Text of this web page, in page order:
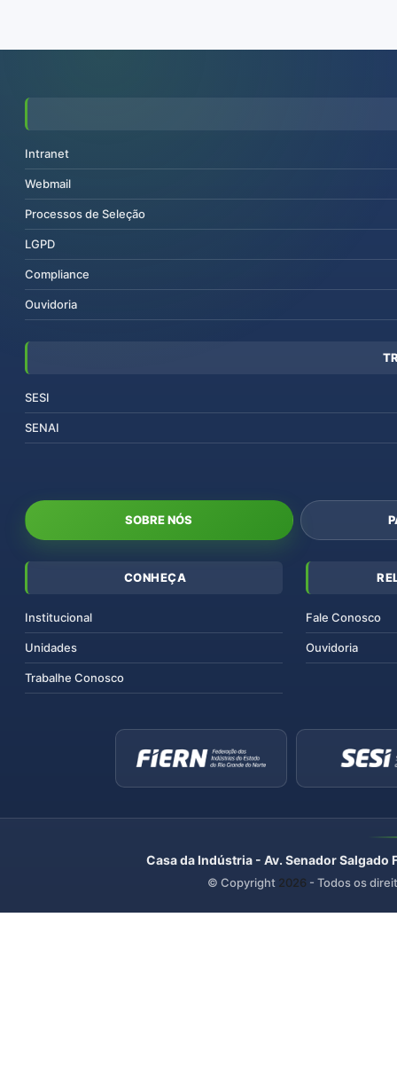
Intranet
Webmail
Processos de Seleção
LGPD
Compliance
Ouvidoria
SESI
SENAI
SOBRE NÓS
CONHEÇA
Institucional
Unidades
Trabalhe Conosco
Fale Conosco
Ouvidoria
Casa da Indústria - Av. Senador
© Copyright 2026 - Todos os